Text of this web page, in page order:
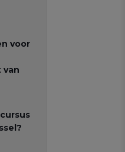
voor
van